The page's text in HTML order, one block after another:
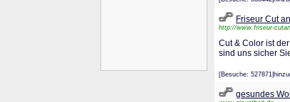
Friseur Cut
http://www.friseur-
Cut & Color ist
sind uns sicher
[Besuche:
gesundes